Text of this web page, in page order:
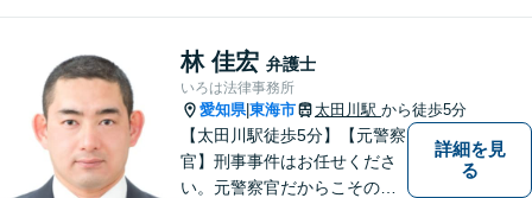
多数。
林 佳宏 弁護士
いろは法律事務所
愛知県|東海市 太田川駅 から徒歩5分
【太田川駅徒歩5分】【元警察
官】刑事事件はお任せくださ
い。元警察官だからこその視
詳細を見
る